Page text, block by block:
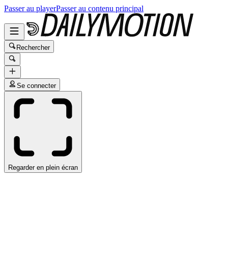
Passer au playerPasser au contenu principal
Rechercher
Se connecter
Regarder en plein écran